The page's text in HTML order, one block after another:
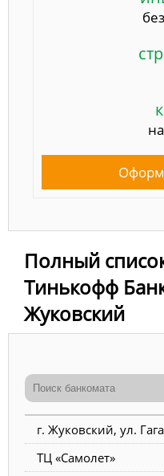
Полный
Тинькофф
Жуковский
г. Жуковский, ул.
ТЦ «Самолет»